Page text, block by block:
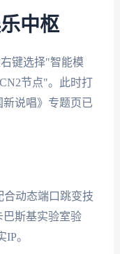
中枢
键选择"智能模
节点"。此时打
说唱》专题页已
合动态端口跳变技
斯基实验室验
。